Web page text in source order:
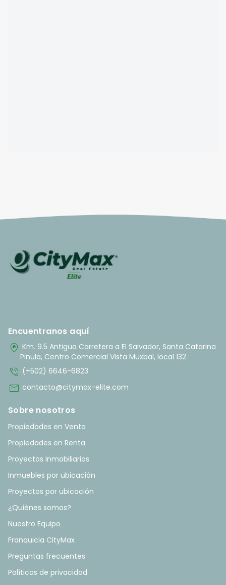
Encuentranos aquí
home_pin Km. 9.5 Antigua Carretera a El Salvador, Santa Catarina
Pinula, Centro Comercial Vista Muxbal, local 132.
phone_in_talk (+502) 6646-6823
mail contacto@citymax-elite.com
Sobre nosotros
Propiedades en Venta
Propiedades en Renta
Proyectos Inmobiliarios
Inmuebles por ubicación
Proyectos por ubicación
¿Quiénes somos?
Nuestro Equipo
Franquicia CityMax
Preguntas frecuentes
Políticas de privacidad